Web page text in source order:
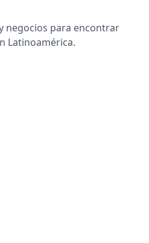
negocios para encontrar
Latinoamérica.